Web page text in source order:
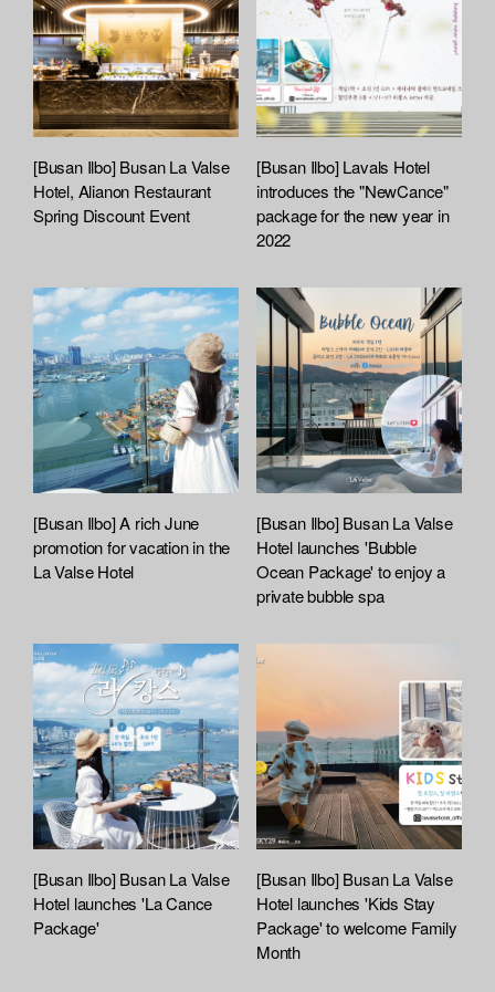
[Busan Ilbo] Busan La Valse
Hotel, Alianon Restaurant
Spring Discount Event
[Busan Ilbo] Lavals Hotel
introduces the "NewCance"
package for the new year in
2022
[Busan Ilbo] A rich June
promotion for vacation in the
La Valse Hotel
[Busan Ilbo] Busan La Valse
Hotel launches 'Bubble
Ocean Package' to enjoy a
private bubble spa
[Busan Ilbo] Busan La Valse
Hotel launches 'La Cance
Package'
[Busan Ilbo] Busan La Valse
Hotel launches 'Kids Stay
Package' to welcome Family
Month